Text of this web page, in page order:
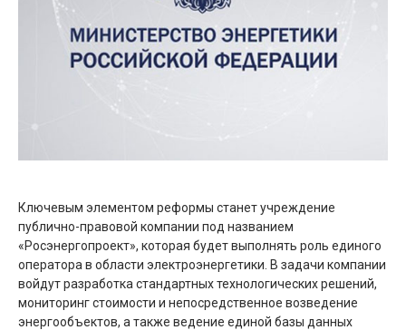
Ключевым элементом реформы станет учреждение
публично-правовой компании под названием
«Росэнергопроект», которая будет выполнять роль единого
оператора в области электроэнергетики. В задачи компании
войдут разработка стандартных технологических решений,
мониторинг стоимости и непосредственное возведение
энергообъектов, а также ведение единой базы данных